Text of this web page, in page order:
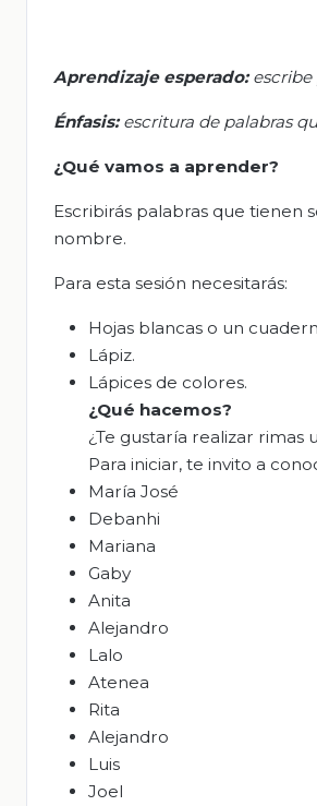
Aprendizaje esperado:escribe
Énfasis:escritura de palabras
¿Qué vamos a aprender?
Escribirás palabras que tienen
nombre.
Para esta sesión necesitarás:
Hojas blancas o un
Lápiz.
Lápices de colores.
¿Qué hacemos?
¿Te gustaría realizar rimas
Para iniciar, te invito a
María José
Debanhi
Mariana
Gaby
Anita
Alejandro
Lalo
Atenea
Rita
Alejandro
Luis
Joel